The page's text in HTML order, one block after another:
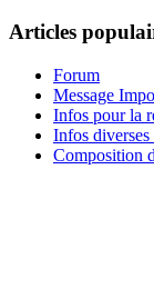
Articles
Forum
Message
Infos pour la
Infos
Composition